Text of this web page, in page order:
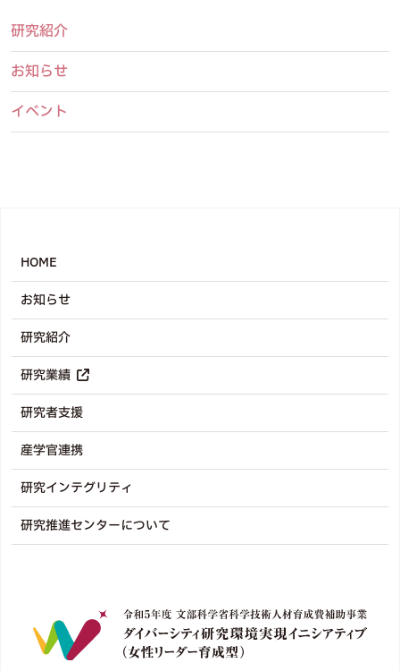
研究紹介
お知らせ
イベント
HOME
お知らせ
研究紹介
研究業績
研究者支援
産学官連携
研究インテグリティ
研究推進センターについて